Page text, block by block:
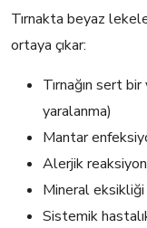
Tırnakta beyaz
ortaya çıkar:
Tırnağın sert
yaralanma)
Mantar
Alerjik
Mineral eksikliği
Sistemik